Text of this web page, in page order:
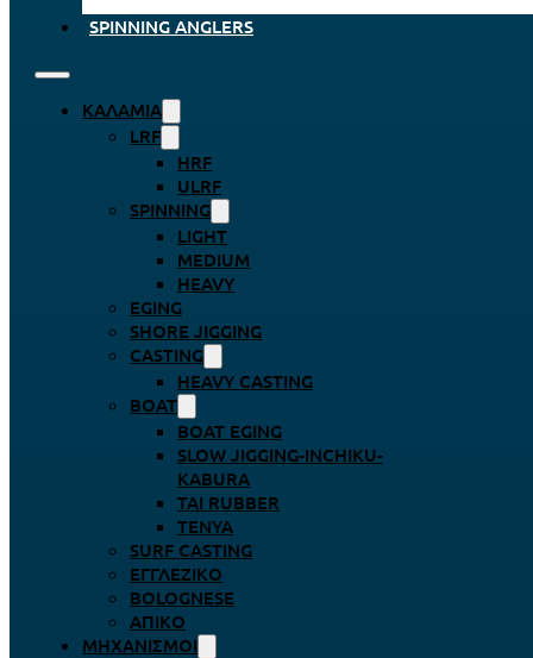
SPINNING ANGLERS
ΚΑΛΆΜΙΑ
LRF
HRF
ULRF
SPINNING
LIGHT
MEDIUM
HEAVY
EGING
SHORE JIGGING
CASTING
HEAVY CASTING
BOAT
BOAT EGING
SLOW JIGGING-INCHIKU-
KABURA
TAI RUBBER
TENYA
SURF CASTING
ΕΓΓΛΈΖΙΚΟ
BOLOGNESE
ΑΠΊΚΟ
ΜΗΧΑΝΙΣΜΟΊ